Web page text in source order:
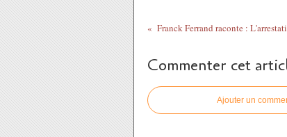
Commenter cet
Ajouter un